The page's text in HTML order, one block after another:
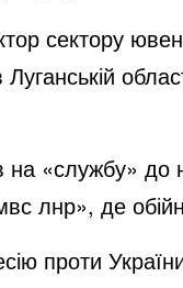
сектору
на «службу»
лнр», де
проти